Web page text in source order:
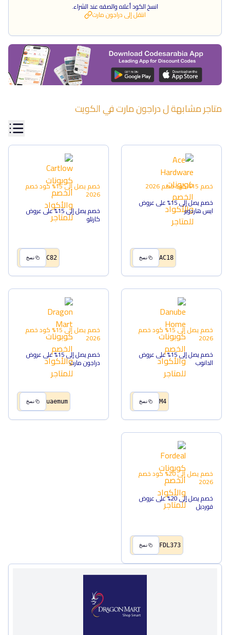
انسخ الكود أعلاه والصقه عند الشراء.
انتقل إلىدراجون مارت
متاجر مشابهة لدراجون مارتفيالكويت
خصم 15% كود خصم2026
خصم يصل إلى 15% على عروض
ايس هاردوير
AC18 نسخ
خصم يصل إلى 15% كود خصم
2026
خصم يصل إلى 15% على عروض
كارتلو
C82 نسخ
خصم يصل إلى 15% كود خصم
2026
خصم يصل إلى 15% على عروض
الدانوب
M4 نسخ
خصم يصل إلى 15% كود خصم
2026
خصم يصل إلى 15% على عروض
دراجون مارت
uaemum نسخ
خصم يصل إلى 20% كود خصم
2026
خصم يصل إلى 20% على عروض
فورديل
FDL373 نسخ